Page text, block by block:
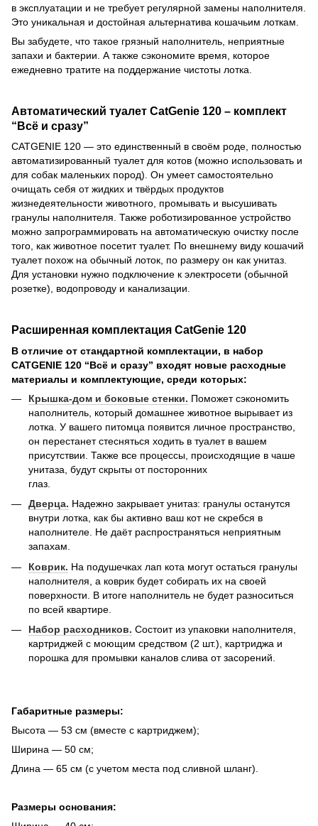
в эксплуатации и не требует регулярной замены наполнителя.
Это уникальная и достойная альтернатива кошачьим лоткам.
Вы забудете, что такое грязный наполнитель, неприятные
запахи и бактерии. А также сэкономите время, которое
ежедневно тратите на поддержание чистоты лотка.
Автоматический туалет CatGenie 120 – комплект
“Всё и сразу”
CATGENIE 120 ― это единственный в своём роде, полностью
автоматизированный туалет для котов (можно использовать и
для собак маленьких пород). Он умеет самостоятельно
очищать себя от жидких и твёрдых продуктов
жизнедеятельности животного, промывать и высушивать
гранулы наполнителя. Также роботизированное устройство
можно запрограммировать на автоматическую очистку после
того, как животное посетит туалет. По внешнему виду кошачий
туалет похож на обычный лоток, по размеру он как унитаз.
Для установки нужно подключение к электросети (обычной
розетке), водопроводу и канализации.
Расширенная комплектация CatGenie 120
В отличие от стандартной комплектации, в набор
CATGENIE 120 “Всё и сразу” входят новые расходные
материалы и комплектующие, среди которых:
Крышка-дом и боковые стенки. Поможет сэкономить
наполнитель, который домашнее животное вырывает из
лотка. У вашего питомца появится личное пространство,
он перестанет стесняться ходить в туалет в вашем
присутствии. Также все процессы, происходящие в чаше
унитаза, будут скрыты от посторонних
Дверца. Надежно закрывает унитаз: гранулы останутся
внутри лотка, как бы активно ваш кот не скребся в
наполнителе. Не даёт распространяться неприятным
запахам.
Коврик. На подушечках лап кота могут остаться гранулы
наполнителя, а коврик будет собирать их на своей
поверхности. В итоге наполнитель не будет разноситься
по всей квартире.
Набор расходников. Состоит из упаковки наполнителя,
картриджей с моющим средством (2 шт.), картриджа и
порошка для промывки каналов слива от засорений.
Габаритные размеры:
Высота — 53 см (вместе с картриджем);
Ширина — 50 см;
Длина — 65 см (с учетом места под сливной шланг).
Размеры основания: